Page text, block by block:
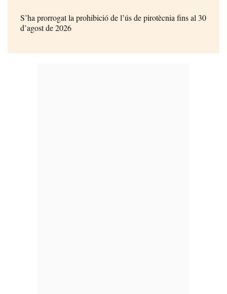
S’ha prorrogat la prohibició de l’ús de pirotècnia fins al 30
d’agost de 2026